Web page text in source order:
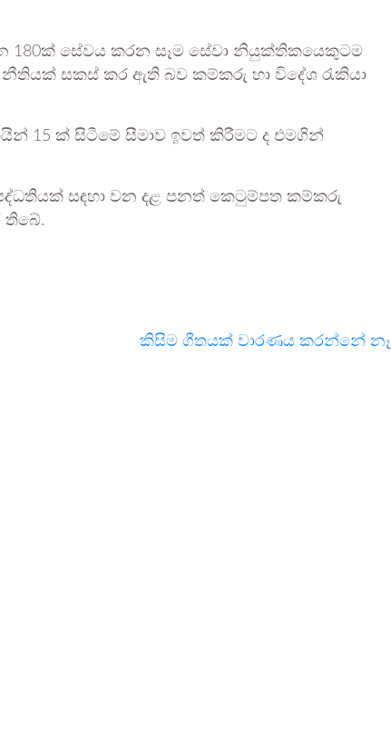
සේවය කරන සෑම සේවා නියුක්තිකයෙකුටම
සකස් කර ඇති බව කම්කරු හා විදේශ රැකියා
15 ක් සිටීමේ සීමාව ඉවත් කිරීමට ද එමගින්
සඳහා වන දළ පනත් කෙටුම්පත කම්කරු
තිබේ.
කිසිම ගීතයක් වාරණය කරන්නේ නෑ